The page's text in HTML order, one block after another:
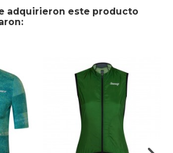
adquirieron este producto